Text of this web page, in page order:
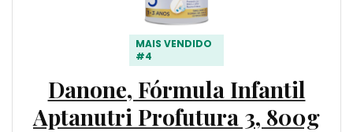
MAIS VENDIDO
#4
Danone, Fórmula Infantil
Aptanutri Profutura 3, 800g